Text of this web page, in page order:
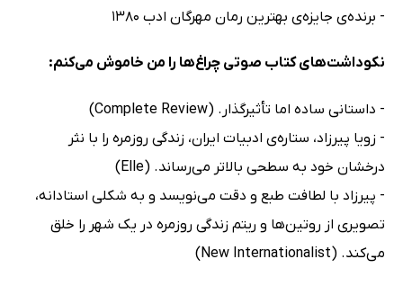
- برنده‌ی جایزه‌ی بهترین رمان مهرگان ادب 1380
نکوداشت‌های کتاب صوتی چراغ‌ها را من خاموش می‌کنم:
- داستانی ساده اما تأثیرگذار. (Complete Review)
- زویا پیرزاد، ستاره‌ی ادبیات ایران، زندگی روزمره را با نثر
درخشان خود به سطحی بالاتر می‌رساند. (Elle)
- پیرزاد با لطافت طبع و دقت می‌نویسد و به شکلی استادانه،
تصویری از روتین‌ها و ریتم زندگی روزمره در یک شهر را خلق
می‌کند. (New Internationalist)